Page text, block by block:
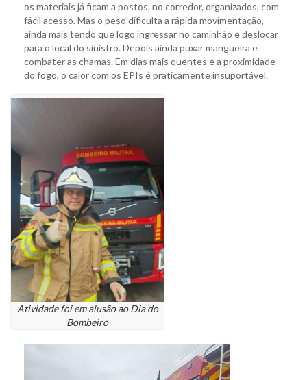
os materiais já ficam a postos, no corredor, organizados, com
fácil acesso. Mas o peso dificulta a rápida movimentação,
ainda mais tendo que logo ingressar no caminhão e deslocar
para o local do sinistro. Depois ainda puxar mangueira e
combater as chamas. Em dias mais quentes e a proximidade
do fogo, o calor com os EPIs é praticamente insuportável.
Atividade foi em alusão ao Dia do
Bombeiro